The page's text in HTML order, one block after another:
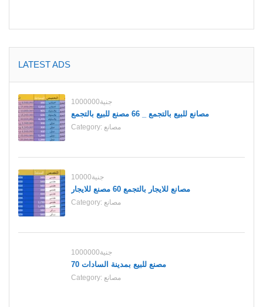
LATEST ADS
1000000جنية
مصانع للبيع بالتجمع _ 66 مصنع للبيع بالتجمع
Category: مصانع
10000جنية
مصانع للايجار بالتجمع 60 مصنع للايجار
Category: مصانع
1000000جنية
70 مصنع للبيع بمدينة السادات
Category: مصانع